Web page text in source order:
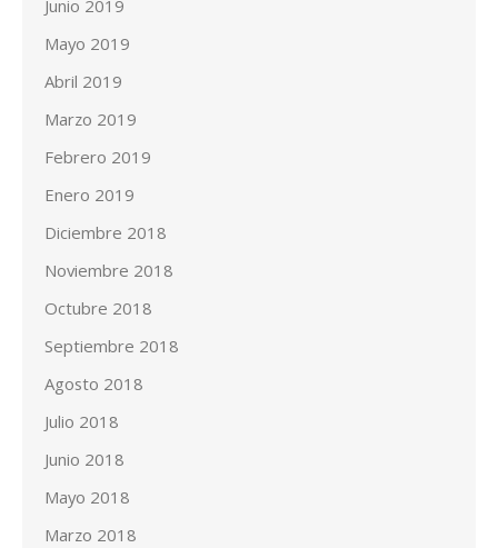
Junio 2019
Mayo 2019
Abril 2019
Marzo 2019
Febrero 2019
Enero 2019
Diciembre 2018
Noviembre 2018
Octubre 2018
Septiembre 2018
Agosto 2018
Julio 2018
Junio 2018
Mayo 2018
Marzo 2018